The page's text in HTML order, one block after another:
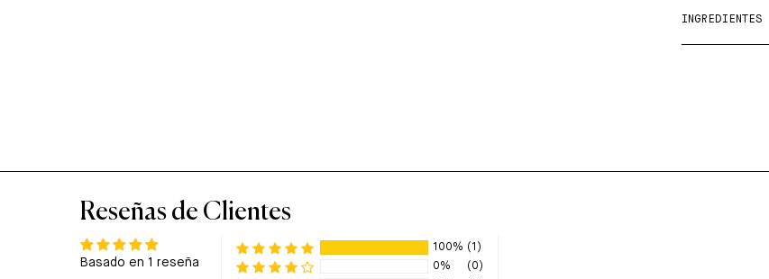
INGREDIENTES
Reseñas de Clientes
Basado en 1 reseña
100% (1)
0%
(0)